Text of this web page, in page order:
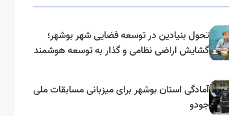
تحول بنیادین در توسعه فضایی شهر بوشهر؛
گشایش اراضی نظامی و گذار به توسعه هوشمند
آمادگی استان بوشهر برای میزبانی مسابقات ملی
جودو